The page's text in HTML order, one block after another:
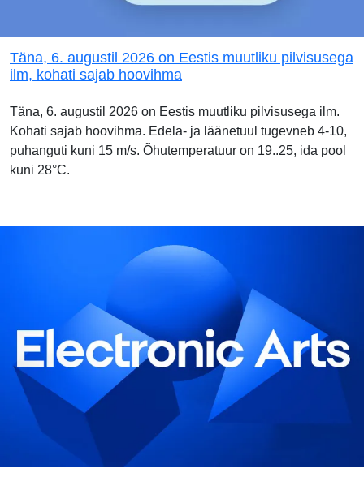
Täna, 6. augustil 2026 on Eestis muutliku pilvisusega
ilm, kohati sajab hoovihma
Täna, 6. augustil 2026 on Eestis muutliku pilvisusega ilm.
Kohati sajab hoovihma. Edela- ja läänetuul tugevneb 4-10,
puhanguti kuni 15 m/s. Õhutemperatuur on 19..25, ida pool
kuni 28°C.